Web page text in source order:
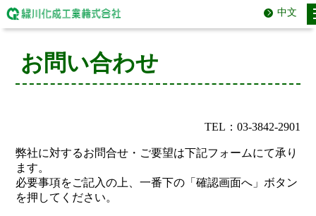
中文
お問い合わせ
TEL：03-3842-2901
弊社に対するお問合せ・ご要望は下記フォームにて承り
ます。
必要事項をご記入の上、一番下の「確認画面へ」ボタン
を押してください。